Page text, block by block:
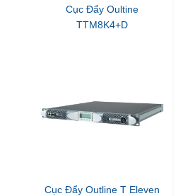
Cục Đẩy Oultine
TTM8K4+D
Cục Đẩy Outline T Eleven